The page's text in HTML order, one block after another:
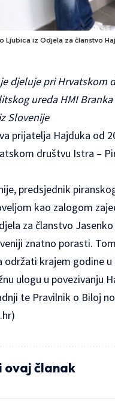
Ljubica iz Odjela za članstvo
djeluje pri
ureda HMI
Slovenije
prijatelja Hajduka od
društvu Istra –
predsjednik
kao zalogom
za članstvo
znatno porasti.
održati krajem godine
ulogu u povezivanju
te Pravilnik o Biloj
)
ovaj članak